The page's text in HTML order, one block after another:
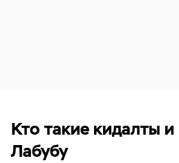
Кто такие кидалты
Лабубу